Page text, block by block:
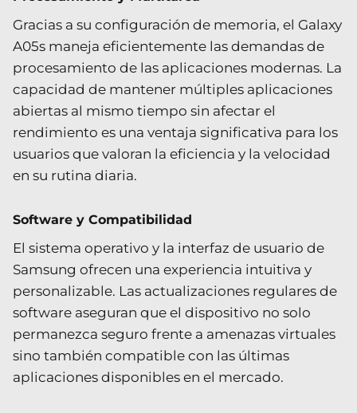
Gracias a su configuración de memoria, el Galaxy
A05s maneja eficientemente las demandas de
procesamiento de las aplicaciones modernas. La
capacidad de mantener múltiples aplicaciones
abiertas al mismo tiempo sin afectar el
rendimiento es una ventaja significativa para los
usuarios que valoran la eficiencia y la velocidad
en su rutina diaria.
Software y Compatibilidad
El sistema operativo y la interfaz de usuario de
Samsung ofrecen una experiencia intuitiva y
personalizable. Las actualizaciones regulares de
software aseguran que el dispositivo no solo
permanezca seguro frente a amenazas virtuales
sino también compatible con las últimas
aplicaciones disponibles en el mercado.